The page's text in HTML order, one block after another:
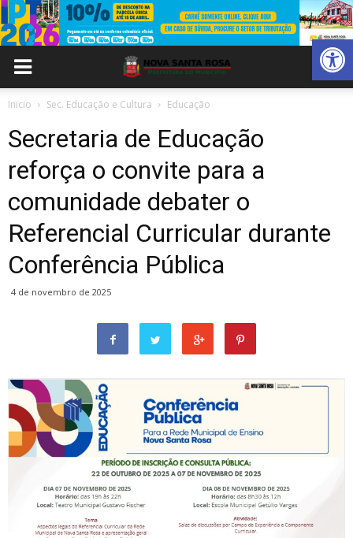
Abrir
Inicio Sec. Educação e Cultura Educação
Secretaria de Educação
reforça o convite para a
comunidade debater o
Referencial Curricular durante
Conferência Pública
4 de novembro de 2025